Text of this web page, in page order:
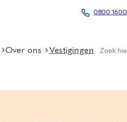
0800 1600
Over ons Vestigingen Search